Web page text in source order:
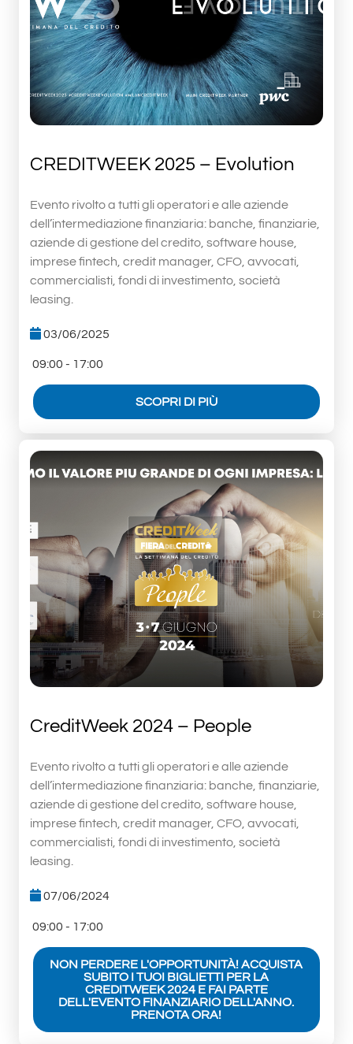
CREDITWEEK 2025 – Evolution
Evento rivolto a tutti gli operatori e alle aziende
dell’intermediazione finanziaria: banche, finanziarie,
aziende di gestione del credito, software house,
imprese fintech, credit manager, CFO, avvocati,
commercialisti, fondi di investimento, società
leasing.
03/06/2025
09:00 - 17:00
SCOPRI DI PIÙ
CreditWeek 2024 – People
Evento rivolto a tutti gli operatori e alle aziende
dell’intermediazione finanziaria: banche, finanziarie,
aziende di gestione del credito, software house,
imprese fintech, credit manager, CFO, avvocati,
commercialisti, fondi di investimento, società
leasing.
07/06/2024
09:00 - 17:00
NON PERDERE L'OPPORTUNITÀ! ACQUISTA
SUBITO I TUOI BIGLIETTI PER LA
CREDITWEEK 2024 E FAI PARTE
DELL'EVENTO FINANZIARIO DELL'ANNO.
PRENOTA ORA!